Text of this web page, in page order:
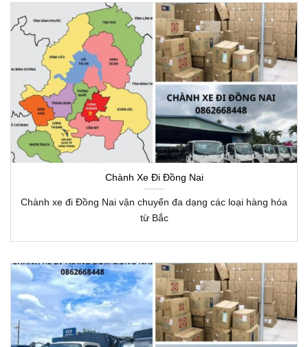
Chành Xe Đi Đồng Nai
Chành xe đi Đồng Nai vận chuyển đa dạng các loại hàng hóa
từ Bắc